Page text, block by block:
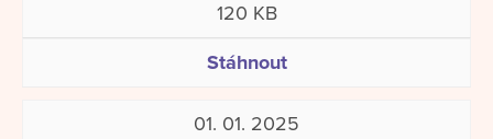
120 KB
Stáhnout
01. 01. 2025